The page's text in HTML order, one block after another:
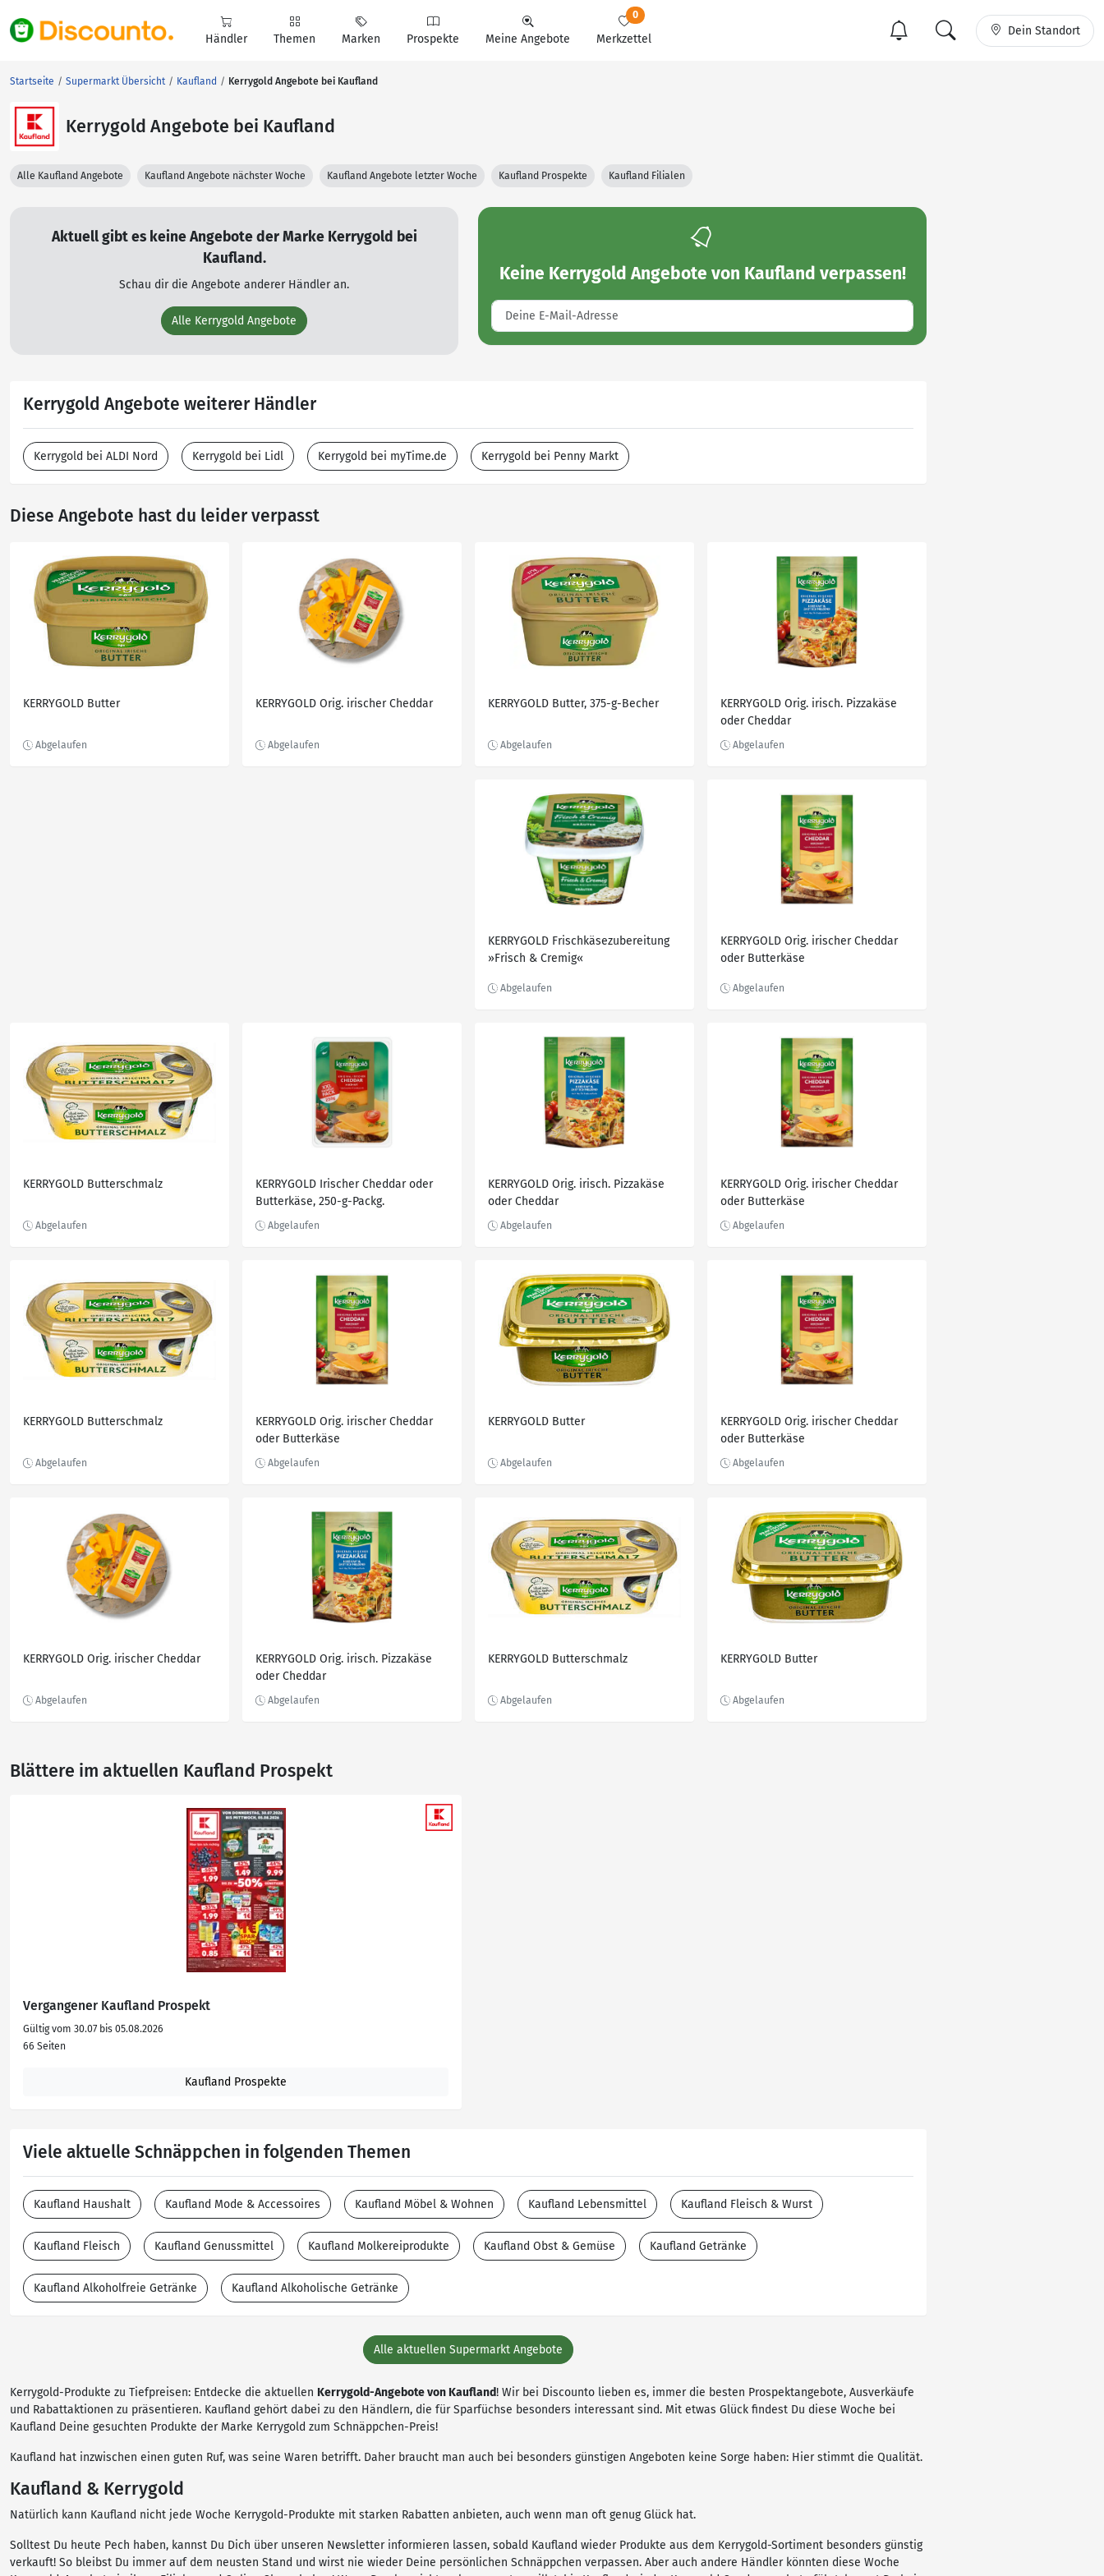
Händler Themen Marken Prospekte Meine Angebote Merkzettel
0
Dein Standort
Startseite Supermarkt Übersicht Kaufland Kerrygold Angebote bei Kaufland
Kerrygold Angebote bei Kaufland
Alle Kaufland Angebote Kaufland Angebote nächster Woche Kaufland Angebote letzter Woche Kaufland Prospekte Kaufland Filialen
Aktuell gibt es keine Angebote der Marke Kerrygold bei
Kaufland.
Schau dir die Angebote anderer Händler an.
Alle Kerrygold Angebote
Keine Kerrygold Angebote von Kaufland verpassen!
Kerrygold Angebote weiterer Händler
Kerrygold bei ALDI Nord Kerrygold bei Lidl Kerrygold bei myTime.de Kerrygold bei Penny Markt
Diese Angebote hast du leider verpasst
KERRYGOLD Butter KERRYGOLD Orig. irischer Cheddar KERRYGOLD Butter, 375-g-Becher
KERRYGOLD Orig. irisch. Pizzakäse
oder Cheddar
KERRYGOLD Frischkäsezubereitung
»Frisch & Cremig«
KERRYGOLD Orig. irischer Cheddar
oder Butterkäse
KERRYGOLD Butterschmalz
KERRYGOLD Irischer Cheddar oder
Butterkäse, 250-g-Packg.
KERRYGOLD Orig. irisch. Pizzakäse
oder Cheddar
KERRYGOLD Orig. irischer Cheddar
oder Butterkäse
KERRYGOLD Butterschmalz
KERRYGOLD Orig. irischer Cheddar
oder Butterkäse
KERRYGOLD Butter
KERRYGOLD Orig. irischer Cheddar
oder Butterkäse
KERRYGOLD Orig. irischer Cheddar
KERRYGOLD Orig. irisch. Pizzakäse
oder Cheddar
KERRYGOLD Butterschmalz KERRYGOLD Butter
Blättere im aktuellen Kaufland Prospekt
Vergangener Kaufland Prospekt
Gültig vom 30.07 bis 05.08.2026
66 Seiten
Kaufland Prospekte
Viele aktuelle Schnäppchen in folgenden Themen
Kaufland Haushalt Kaufland Mode & Accessoires Kaufland Möbel & Wohnen Kaufland Lebensmittel Kaufland Fleisch & Wurst
Kaufland Fleisch Kaufland Genussmittel Kaufland Molkereiprodukte Kaufland Obst & Gemüse Kaufland Getränke
Kaufland Alkoholfreie Getränke Kaufland Alkoholische Getränke
Alle aktuellen Supermarkt Angebote
Kerrygold-Produkte zu Tiefpreisen: Entdecke die aktuellen Kerrygold-Angebote von Kaufland! Wir bei Discounto lieben es, immer die besten Prospektangebote, Ausverkäufe
und Rabattaktionen zu präsentieren. Kaufland gehört dabei zu den Händlern, die für Sparfüchse besonders interessant sind. Mit etwas Glück findest Du diese Woche bei
Kaufland Deine gesuchten Produkte der Marke Kerrygold zum Schnäppchen-Preis!
Kaufland hat inzwischen einen guten Ruf, was seine Waren betrifft. Daher braucht man auch bei besonders günstigen Angeboten keine Sorge haben: Hier stimmt die Qualität.
Kaufland & Kerrygold
Natürlich kann Kaufland nicht jede Woche Kerrygold-Produkte mit starken Rabatten anbieten, auch wenn man oft genug Glück hat.
Solltest Du heute Pech haben, kannst Du Dich über unseren Newsletter informieren lassen, sobald Kaufland wieder Produkte aus dem Kerrygold-Sortiment besonders günstig
verkauft! So bleibst Du immer auf dem neusten Stand und wirst nie wieder Deine persönlichen Schnäppchen verpassen. Aber auch andere Händler könnten diese Woche